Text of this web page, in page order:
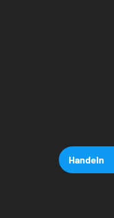
Handeln